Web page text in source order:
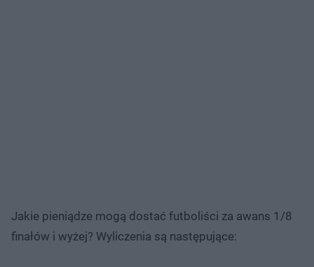
Jakie pieniądze mogą dostać futboliści za awans 1/8
finałów i wyżej? Wyliczenia są następujące: